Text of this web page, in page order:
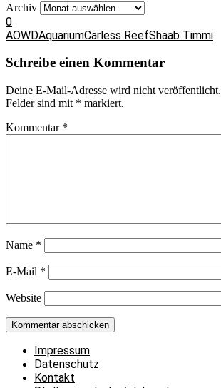
Archiv
0
AOWDAquariumCarless ReefShaab Timmi
Schreibe einen Kommentar
Deine E-Mail-Adresse wird nicht veröffentlicht.
Felder sind mit * markiert.
Kommentar *
Name *
E-Mail *
Website
Impressum
Datenschutz
Kontakt